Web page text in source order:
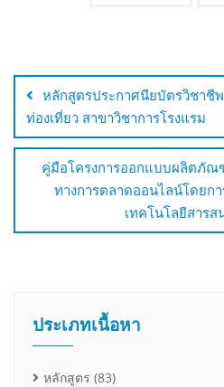
หลักสูตรประกาศนียบัตรวิชาชี
ท่องเที่ยว สาขาวิชาการโรงแรม
คู่มือโครงการออกแบบผลิตภั
ทางการตลาดออนไลน์โดยก
เทคโนโลยีสาร
ประเภทเนื้อหา
หลักสูตร (83)